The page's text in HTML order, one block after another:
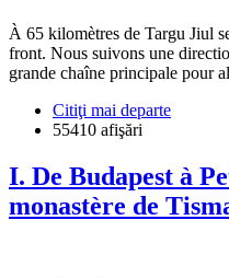
À 65 kilomètres de Targu Jiul
front. Nous suivons une
grande chaîne principale pour
Citiţi mai departe
55410 afişări
I. De Budapest à
monastère de